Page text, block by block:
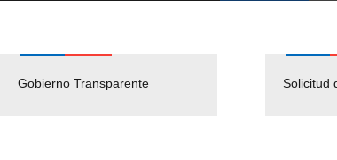
Gobierno Transparente Solicitud
Pago Proveedores